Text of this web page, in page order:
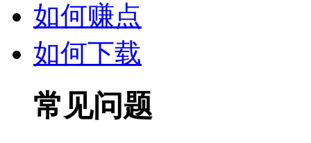
如何赚点
如何下载
常见问题